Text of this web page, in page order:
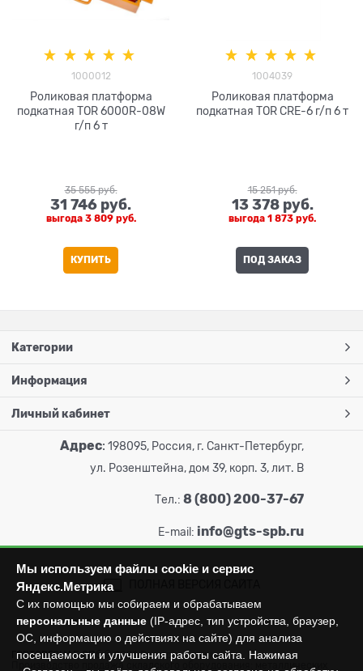
1000012
Роликовая платформа
подкатная TOR 6000R-08W
г/п 6 т
35 555 руб.
31 746 руб.
выгода 3 809 руб.
КУПИТЬ
1004039
Роликовая платформа
подкатная TOR CRE-6 г/п 6 т
15 251 руб.
13 378 руб.
выгода 1 873 руб.
ПОД ЗАКАЗ
Категории
Информация
Личный кабинет
Адрес: 198095, Россия, г. Санкт-Петербург,
ул. Розенштейна, дом 39, корп. 3, лит. В
Тел.: 8 (800) 200-37-67
E-mail: info@gts-spb.ru
ГОРТОРГСНАБ СПб © 2026Все права защищены.
Производство продажа складского оборудования: металлических
Мы используем файлы cookie и сервис
Яндекс.Метрика
С их помощью мы собираем и обрабатываем
персональные данные (IP-адрес, тип устройства, браузер,
ОС, информацию о действиях на сайте) для анализа
посещаемости и улучшения работы сайта. Нажимая